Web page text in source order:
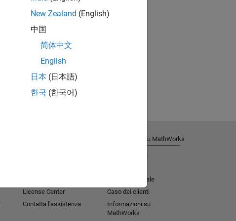
New Zealand (English)
中国
简体中文
English
日本 (日本語)
한국 (한국어)
License Center
Contatta l'assistenza
Informazioni su MathWorks
Missione sociale​
Caso dei clienti
Informazioni su
MathWorks